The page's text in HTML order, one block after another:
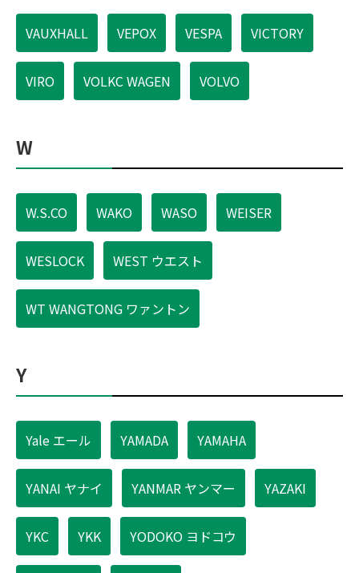
VAUXHALL VEPOX VESPA VICTORY
VIRO VOLKC WAGEN VOLVO
W
W.S.CO WAKO WASO WEISER
WESLOCK WEST ウエスト
WT WANGTONG ワァントン
Y
Yale エール YAMADA YAMAHA
YANAI ヤナイ YANMAR ヤンマー YAZAKI
YKC YKK YODOKO ヨドコウ